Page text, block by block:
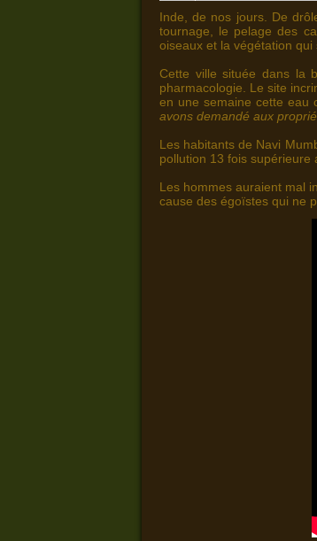
Inde, de nos jours. De
tournage, le pelage des
oiseaux et la végétation qui
Cette ville située dans la
pharmacologie. Le site
en une semaine cette eau
avons demandé aux
Les habitants de Navi
pollution 13 fois supérieure
Les hommes auraient mal
cause des égoïstes qui ne